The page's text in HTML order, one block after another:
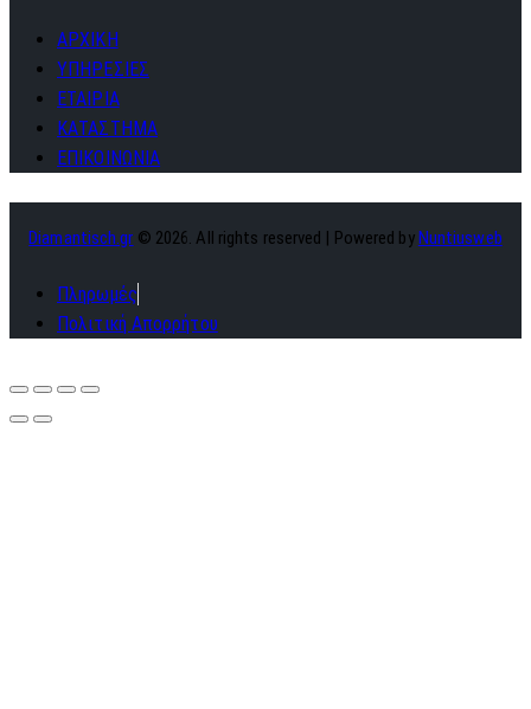
ΑΡΧΙΚΗ
ΥΠΗΡΕΣΙΕΣ
ΕΤΑΙΡΙΑ
ΚΑΤΑΣΤΗΜΑ
ΕΠΙΚΟΙΝΩΝΙΑ
Diamantisch.gr © 2026. All rights reserved | Powered by Nuntiusweb
Πληρωμές
Πολιτική Απορρήτου